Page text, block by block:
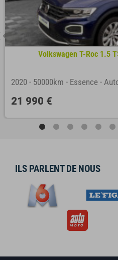
Volkswagen T-Roc 1.5
2020 - 50000km - Essence -
21 990 €
ILS PARLENT DE NOUS